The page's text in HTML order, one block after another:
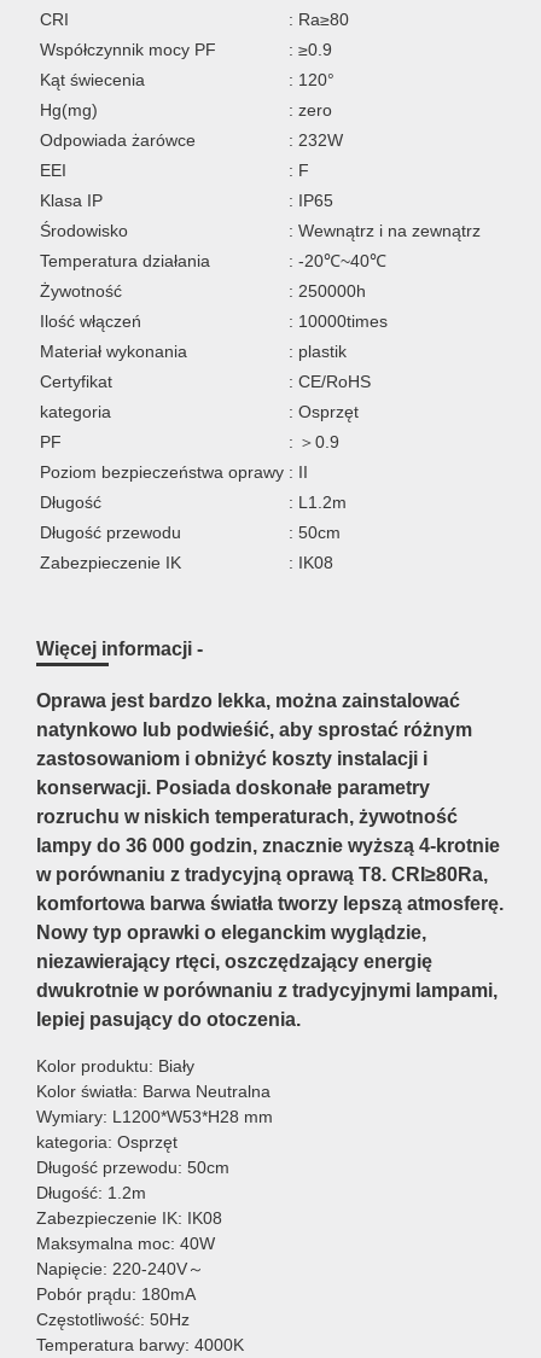
CRI
: Ra≥80
Współczynnik mocy PF
: ≥0.9
Kąt świecenia
: 120°
Hg(mg)
: zero
Odpowiada żarówce
: 232W
EEI
: F
Klasa IP
: IP65
Środowisko
: Wewnątrz i na zewnątrz
Temperatura działania
: -20℃~40℃
Żywotność
: 250000h
Ilość włączeń
: 10000times
Materiał wykonania
: plastik
Certyfikat
: CE/RoHS
kategoria
: Osprzęt
PF
: ＞0.9
Poziom bezpieczeństwa oprawy : II
Długość
: L1.2m
Długość przewodu
: 50cm
Zabezpieczenie IK
: IK08
Więcej informacji -
Oprawa jest bardzo lekka, można zainstalować
natynkowo lub podwieśić, aby sprostać różnym
zastosowaniom i obniżyć koszty instalacji i
konserwacji. Posiada doskonałe parametry
rozruchu w niskich temperaturach, żywotność
lampy do 36 000 godzin, znacznie wyższą 4-krotnie
w porównaniu z tradycyjną oprawą T8. CRI≥80Ra,
komfortowa barwa światła tworzy lepszą atmosferę.
Nowy typ oprawki o eleganckim wyglądzie,
niezawierający rtęci, oszczędzający energię
dwukrotnie w porównaniu z tradycyjnymi lampami,
lepiej pasujący do otoczenia.
Kolor produktu: Biały
Kolor światła: Barwa Neutralna
Wymiary: L1200*W53*H28 mm
kategoria: Osprzęt
Długość przewodu: 50cm
Długość: 1.2m
Zabezpieczenie IK: IK08
Maksymalna moc: 40W
Napięcie: 220-240V～
Pobór prądu: 180mA
Częstotliwość: 50Hz
Temperatura barwy: 4000K